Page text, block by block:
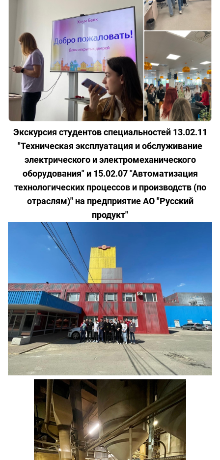
Экскурсия студентов специальностей 13.02.11
"Техническая эксплуатация и обслуживание
электрического и электромеханического
оборудования" и 15.02.07 "Автоматизация
технологических процессов и производств (по
отраслям)" на предприятие АО "Русский
продукт"